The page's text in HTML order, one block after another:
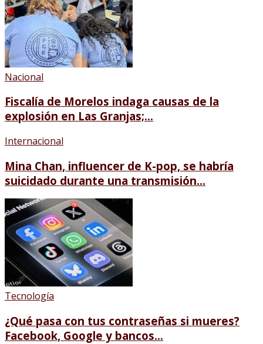
Nacional
Fiscalía de Morelos indaga causas de la
explosión en Las Granjas;...
Internacional
Mina Chan, influencer de K-pop, se habría
suicidado durante una transmisión...
Tecnología
¿Qué pasa con tus contraseñas si mueres?
Facebook, Google y bancos...